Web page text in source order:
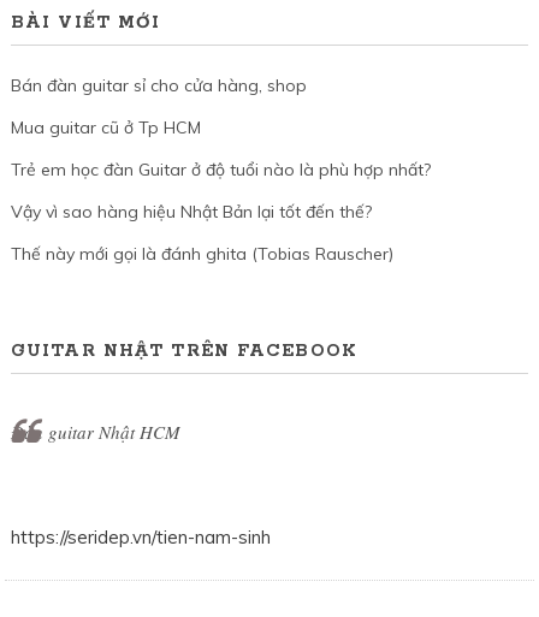
BÀI VIẾT MỚI
Bán đàn guitar sỉ cho cửa hàng, shop
Mua guitar cũ ở Tp HCM
Trẻ em học đàn Guitar ở độ tuổi nào là phù hợp nhất?
Vậy vì sao hàng hiệu Nhật Bản lại tốt đến thế?
Thế này mới gọi là đánh ghita (Tobias Rauscher)
GUITAR NHẬT TRÊN FACEBOOK
Đàn guitar Nhật HCM
https://seridep.vn/tien-nam-sinh